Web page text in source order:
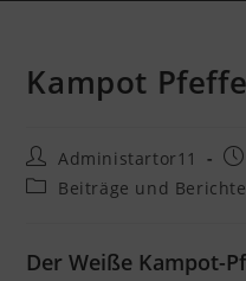
Kampot
Administartor11
Beiträge und Berichte
Der Weiße Kampot-